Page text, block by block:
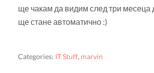
ще чакам да видим след три месеца
ще стане автоматично :)
Categories: IT Stuff, marvin